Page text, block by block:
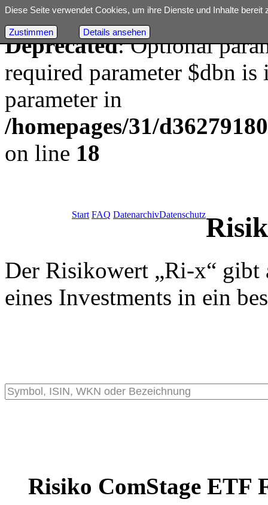
Deprecated: Optional
required parameter $dbn
parameter in
/homepages/31/
on line 18
Start FAQ DatenarchivDatenschutz
Der Risikowert „Ri-x“ gibt
eines Investments in ein
Risiko ComStage ETF
Diese Seite verwendet Cookies, um ihre Dienste und Inhalte
Zustimmen Details ansehen